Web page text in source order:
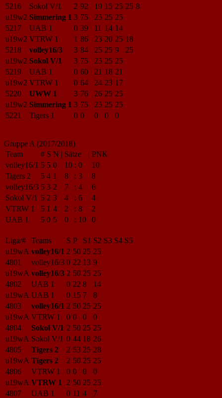
5216
Sokol V/1 2 92 19 15 25 25 8
u19w2 Simmering 1 3 75 25 25 25
5217
UAB 1 0 39 11 14 14
u19w2 VTRW 1 1 86 23 20 25 18
5218
volley16/3 3 84 25 25 9
25
u19w2 Sokol V/1 3 75 25 25 25
5219
UAB 1 0 60 21 18 21
u19w2 VTRW 1 0 64 24 23 17
5220
UWW 1 3 76 26 25 25
u19w2 Simmering 1 3 75 25 25 25
5221
Tigers 1 0 0 0 0 0
Gruppe A (2017/2018)
Team
# S N | Sätze | PNK
volley16/1 5 5 0 10 : 0
10
Tigers 2
5 4 1 8 : 3
8
volley16/3 5 3 2 7 : 4
6
Sokol V/1 5 2 3 4 : 6
4
VTRW 1
5 1 4 2 : 8
2
UAB 1
5 0 5 0 : 10 0
Liga/# Teams S P S1 S2 S3 S4 S5
u19wA volley16/1 2 50 25 25
4801
volley16/3 0 22 13 9
u19wA volley16/3 2 50 25 25
4802
UAB 1 0 22 8
14
u19wA UAB 1 0 15 7
8
4803
volley16/1 2 50 25 25
u19wA VTRW 1 0 0 0
0
4804
Sokol V/1 2 50 25 25
u19wA Sokol V/1 0 44 18 26
4805
Tigers 2 2 53 25 28
u19wA Tigers 2 2 50 25 25
4806
VTRW 1 0 0 0
0
u19wA VTRW 1 2 50 25 25
4807
UAB 1 0 11 4
7